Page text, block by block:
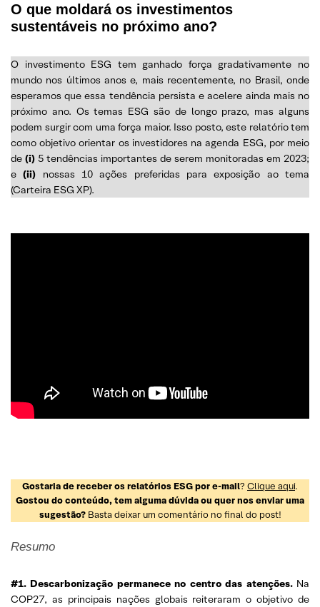
O que moldará os investimentos
sustentáveis no próximo ano?
O investimento ESG tem ganhado força gradativamente no
mundo nos últimos anos e, mais recentemente, no Brasil, onde
esperamos que essa tendência persista e acelere ainda mais no
próximo ano. Os temas ESG são de longo prazo, mas alguns
podem surgir com uma força maior. Isso posto, este relatório tem
como objetivo orientar os investidores na agenda ESG, por meio
de (i) 5 tendências importantes de serem monitoradas em 2023;
e(ii) nossas 10 ações preferidas para exposição ao tema
(Carteira ESG XP).
Gostaria de receber os relatórios ESG por e-mail? Clique aqui.
Gostou do conteúdo, tem alguma dúvida ou quer nos enviar uma
sugestão?Basta deixar um comentário no final do post!
Resumo
#1. Descarbonização permanece no centro das atenções.Na
COP27, as principais nações globais reiteraram o objetivo de